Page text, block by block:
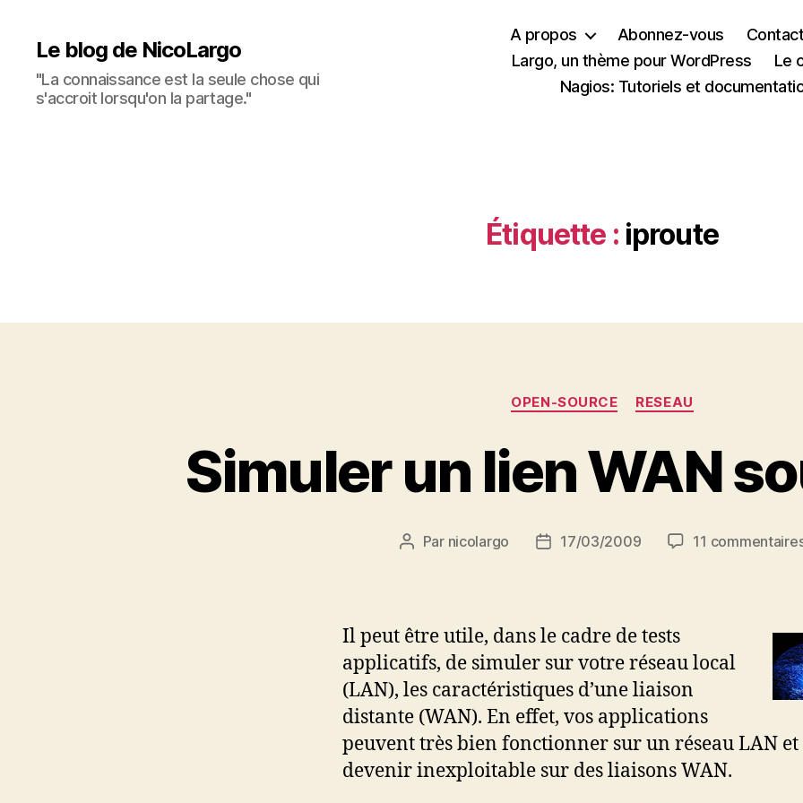
Le blog de NicoLargo
"La connaissance est la seule chose qui
s'accroit lorsqu'on la partage."
A propos Abonnez-vous Contact
Largo, un thème pour WordPress
Le
Nagios: Tutoriels et
Étiquette : iproute
Catégories
OPEN-SOURCE RESEAU
Simuler un lien WAN
Auteur
Par nicolargo
Date17/03/2009 11
Il peut être utile, dans le cadre de tests
applicatifs, de simuler sur votre réseau local
(LAN), les caractéristiques d’une liaison
distante (WAN). En effet, vos applications
peuvent très bien fonctionner sur un réseau LAN et
devenir inexploitable sur des liaisons WAN.